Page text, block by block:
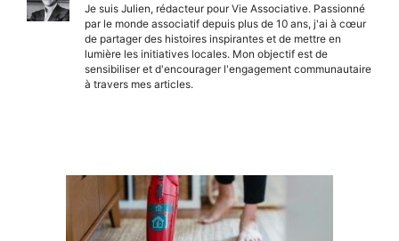
Je suis Julien, rédacteur pour Vie Associative. Passionné
par le monde associatif depuis plus de 10 ans, j'ai à cœur
de partager des histoires inspirantes et de mettre en
lumière les initiatives locales. Mon objectif est de
sensibiliser et d'encourager l'engagement communautaire
à travers mes articles.